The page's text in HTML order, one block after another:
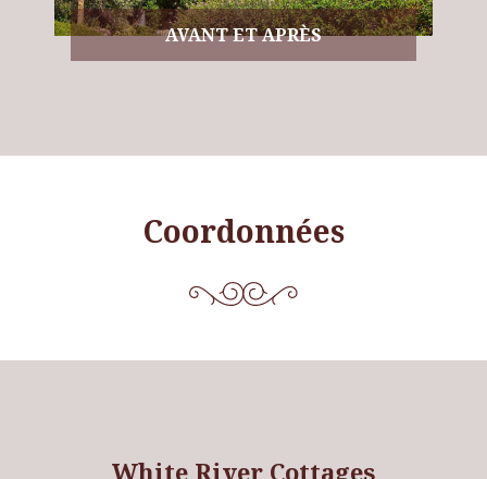
AVANT ET APRÈS
Coordonnées
White River Cottages